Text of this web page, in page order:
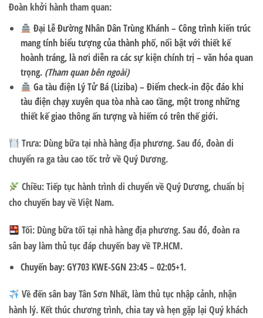
Đoàn khởi hành tham quan:
Đại Lễ Đường Nhân Dân Trùng Khánh– Công trình kiến trúc
mang tính biểu tượng của thành phố, nổi bật với thiết kế
hoành tráng, là nơi diễn ra các sự kiện chính trị – văn hóa quan
trọng. (Tham quan bên ngoài)
Ga tàu điện Lý Tử Bá (Liziba)– Điểm check-in độc đáo khi
tàu điện chạy xuyên qua tòa nhà cao tầng, một trong những
thiết kế giao thông ấn tượng và hiếm có trên thế giới.
Trưa: Dùng bữa tại nhà hàng địa phương. Sau đó, đoàndi
chuyển ra ga tàu cao tốc trở về Quý Dương.
Chiều:Tiếp tục hành trình di chuyển về Quý Dương, chuẩn bị
cho chuyến bay về Việt Nam.
Tối: Dùng bữa tối tại nhà hàng địa phương. Sau đó, đoàn ra
sân bay làm thủ tục đáp chuyến bay về TP.HCM.
Chuyến bay:GY703 KWE-SGN 23:45– 02:05+1.
Về đến sân bay Tân Sơn Nhất, làm thủ tục nhập cảnh, nhận
hành lý. Kết thúc chương trình, chia tay và hẹn gặp lại Quý khách